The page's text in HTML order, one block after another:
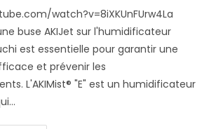
watch?v=8iXKUnFUrw4La
buse AKIJet sur l'humidificateur
est essentielle pour garantir une
et prévenir les
L'AKIMist® "E" est un humidificateur